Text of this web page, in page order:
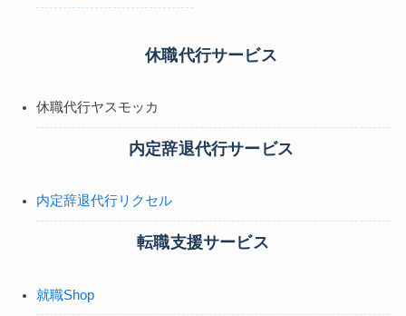
休職代行サービス
休職代行ヤスモッカ
内定辞退代行サービス
内定辞退代行リクセル
転職支援サービス
就職Shop